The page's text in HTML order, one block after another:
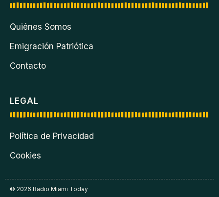
Quiénes Somos
Emigración Patriótica
Contacto
LEGAL
Política de Privacidad
Cookies
© 2026 Radio Miami Today